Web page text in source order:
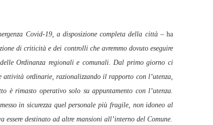
Covid-19, a disposizione completa della città – ha
di criticità e dei controlli che avremmo dovuto eseguire
Ordinanza regionali e comunali. Dal primo giorno ci
ordinarie, razionalizzando il rapporto con l’utenza,
rimasto operativo solo su appuntamento con l’utenza.
in sicurezza quel personale più fragile, non idoneo al
essere destinato ad altre mansioni all’interno del Comune.